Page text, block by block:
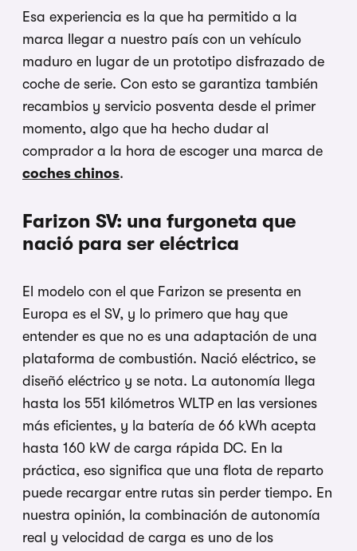
Esa experiencia es la que ha permitido a la
marca llegar a nuestro país con un vehículo
maduro en lugar de un prototipo disfrazado de
coche de serie. Con esto se garantiza también
recambios y servicio posventa desde el primer
momento, algo que ha hecho dudar al
comprador a la hora de escoger una marca de
coches chinos.
Farizon SV: una furgoneta que
nació para ser eléctrica
El modelo con el que Farizon se presenta en
Europa es el SV, y lo primero que hay que
entender es que no es una adaptación de una
plataforma de combustión. Nació eléctrico, se
diseñó eléctrico y se nota. La autonomía llega
hasta los 551 kilómetros WLTP en las versiones
más eficientes, y la batería de 66 kWh acepta
hasta 160 kW de carga rápida DC. En la
práctica, eso significa que una flota de reparto
puede recargar entre rutas sin perder tiempo. En
nuestra opinión, la combinación de autonomía
real y velocidad de carga es uno de los